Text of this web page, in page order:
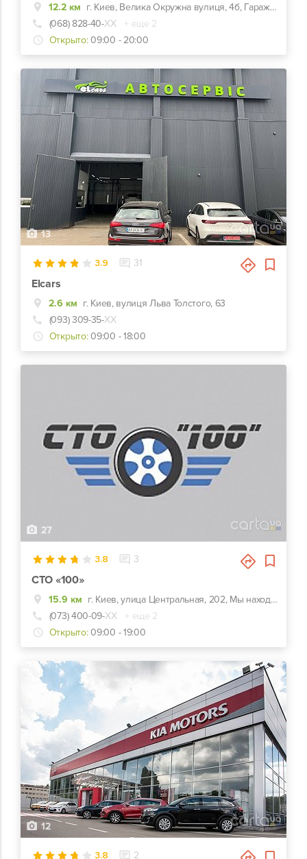
12.2 км
г. Киев, Велика Окружна вулиця, 4б, Гаражный кооператив Березка-2
(068) 828-40-ХХ
+ еще 2
Открыто: 09:00 - 20:00
13
3.9 31
Elcars
2.6 км г. Киев, вулиця Льва Толстого, 63
(093) 309-35-ХХ
Открыто: 09:00 - 18:00
27
3.8 3
СТО «100»
15.9 км
г. Киев, улица Центральная, 202, Мы находимся на ОСОКОРКАХ- котеджный массив. От метро Славутич по Центральной улице 8 км (фасад). Сразу за 1 шлюзом.
(073) 400-09-ХХ
+ еще 2
Открыто: 09:00 - 19:00
12
3.8 2